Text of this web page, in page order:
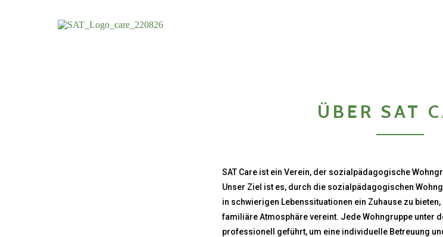
ÜBER SAT
SAT Care ist ein Verein, der sozialpädagogische
Unser Ziel ist es, durch die sozialpädagogischen
in schwierigen Lebenssituationen ein Zuhause zu
familiäre Atmosphäre vereint. Jede Wohngruppe unter
professionell geführt, um eine individuelle Betreuung